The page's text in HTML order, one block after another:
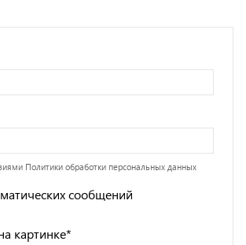
Политики обработки персональных данных
сообщений
картинке*